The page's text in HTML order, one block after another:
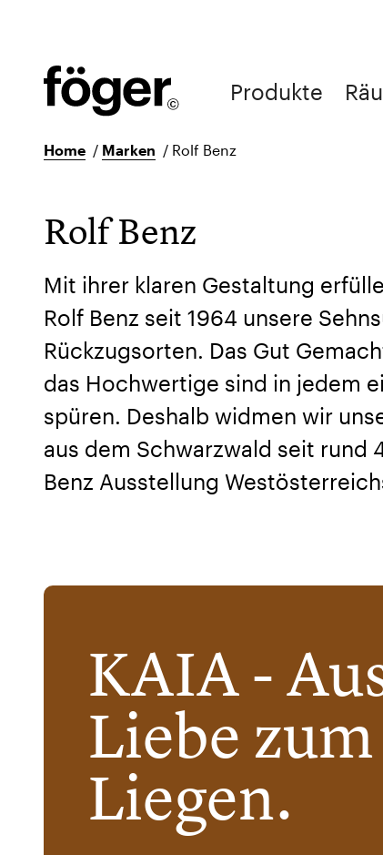
Produkte
Home / Marken / Rolf Benz
Rolf Benz
Mit ihrer klaren Gestaltung
Rolf Benz seit 1964 unsere
Rückzugsorten. Das Gut
das Hochwertige sind in jedem
spüren. Deshalb widmen wir
aus dem Schwarzwald seit rund
Benz Ausstellung
KAIA -
Liebe zum
Liegen.